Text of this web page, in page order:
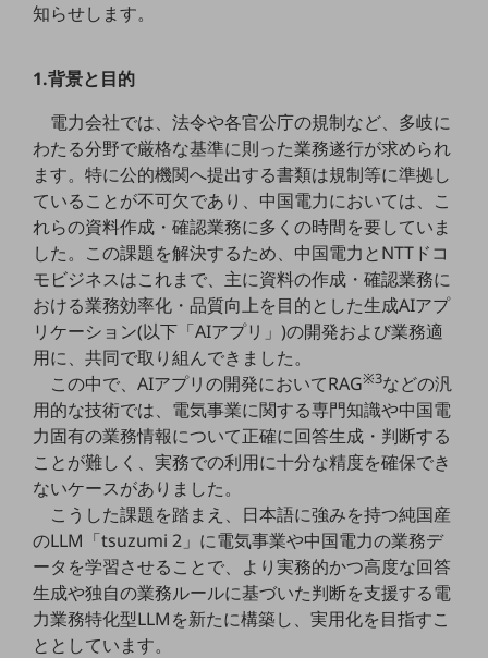
クラウド・データセンター
電話・映像コミュニケーション
セキュリティ
データ利活用
運用管理
業務支援・マーケティング
災害対策・BCP
課題・ニーズで探す
課題・ニーズで探すTOP
コミュニケーション・情報共有
マーケティング
業務効率化
災害対策
職場環境整備
知らせします。
1.背景と目的
電力会社では、法令や各官公庁の規制など、多岐に
わたる分野で厳格な基準に則った業務遂行が求められ
ます。特に公的機関へ提出する書類は規制等に準拠し
ていることが不可欠であり、中国電力においては、こ
れらの資料作成・確認業務に多くの時間を要していま
した。この課題を解決するため、中国電力とNTTドコ
モビジネスはこれまで、主に資料の作成・確認業務に
おける業務効率化・品質向上を目的とした生成AIアプ
リケーション(以下「AIアプリ」)の開発および業務適
用に、共同で取り組んできました。
この中で、AIアプリの開発においてRAG※3などの汎
用的な技術では、電気事業に関する専門知識や中国電
力固有の業務情報について正確に回答生成・判断する
ことが難しく、実務での利用に十分な精度を確保でき
ないケースがありました。
こうした課題を踏まえ、日本語に強みを持つ純国産
のLLM「tsuzumi 2」に電気事業や中国電力の業務デ
ータを学習させることで、より実務的かつ高度な回答
生成や独自の業務ルールに基づいた判断を支援する電
力業務特化型LLMを新たに構築し、実用化を目指すこ
ととしています。